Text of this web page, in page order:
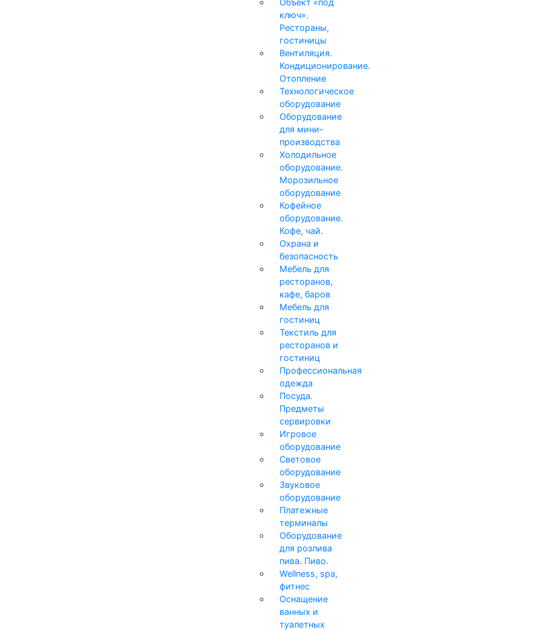
Объект «под
ключ».
Рестораны,
гостиницы
Вентиляция.
Кондиционирование.
Отопление
Технологическое
оборудование
Оборудование
для мини-
производства
Холодильное
оборудование.
Морозильное
оборудование
Кофейное
оборудование.
Кофе, чай.
Охрана и
безопасность
Мебель для
ресторанов,
кафе, баров
Мебель для
гостиниц
Текстиль для
ресторанов и
гостиниц
Профессиональная
одежда
Посуда.
Предметы
сервировки
Игровое
оборудование
Световое
оборудование
Звуковое
оборудование
Платежные
терминалы
Оборудование
для розлива
пива. Пиво.
Wellness, spa,
фитнес
Оснащение
ванных и
туалетных